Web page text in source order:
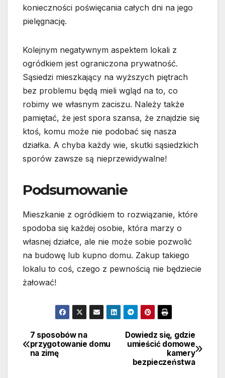
konieczności poświęcania całych dni na jego
pielęgnację.
Kolejnym negatywnym aspektem lokali z
ogródkiem jest ograniczona prywatność.
Sąsiedzi mieszkający na wyższych piętrach
bez problemu będą mieli wgląd na to, co
robimy we własnym zaciszu. Należy także
pamiętać, że jest spora szansa, że znajdzie się
ktoś, komu może nie podobać się nasza
działka. A chyba każdy wie, skutki sąsiedzkich
sporów zawsze są nieprzewidywalne!
Podsumowanie
Mieszkanie z ogródkiem to rozwiązanie, które
spodoba się każdej osobie, która marzy o
własnej działce, ale nie może sobie pozwolić
na budowę lub kupno domu. Zakup takiego
lokalu to coś, czego z pewnością nie będziecie
żałować!
Nawigacja
wpisu
Dowiedz się, gdzie
umieścić domowe
kamery
bezpieczeństwa
7 sposobów na
przygotowanie domu
na zimę